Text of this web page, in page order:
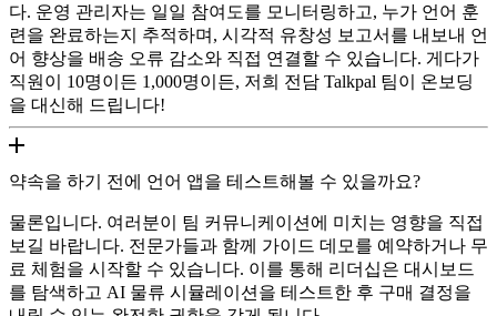
다. 운영 관리자는 일일 참여도를 모니터링하고, 누가 언어 훈
련을 완료하는지 추적하며, 시각적 유창성 보고서를 내보내 언
어 향상을 배송 오류 감소와 직접 연결할 수 있습니다. 게다가
직원이 10명이든 1,000명이든, 저희 전담 Talkpal 팀이 온보딩
을 대신해 드립니다!
약속을 하기 전에 언어 앱을 테스트해볼 수 있을까요?
물론입니다. 여러분이 팀 커뮤니케이션에 미치는 영향을 직접
보길 바랍니다. 전문가들과 함께 가이드 데모를 예약하거나 무
료 체험을 시작할 수 있습니다. 이를 통해 리더십은 대시보드
를 탐색하고 AI 물류 시뮬레이션을 테스트한 후 구매 결정을